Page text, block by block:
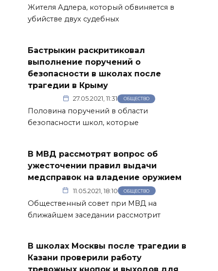
Жителя Адлера, который обвиняется в
убийстве двух судебных
Бастрыкин раскритиковал
выполнение поручений о
безопасности в школах после
трагедии в Крыму
27.05.2021, 11:31 ОБЩЕСТВО
Половина поручений в области
безопасности школ, которые
В МВД рассмотрят вопрос об
ужесточении правил выдачи
медсправок на владение оружием
11.05.2021, 18:10 ОБЩЕСТВО
Общественный совет при МВД на
ближайшем заседании рассмотрит
В школах Москвы после трагедии в
Казани проверили работу
тревожных кнопок и выходов для